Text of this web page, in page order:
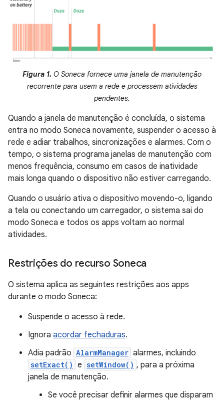
Figura 1. O Soneca fornece uma janela de manutenção
recorrente para usem a rede e processem atividades
pendentes.
Quando a janela de manutenção é concluída, o sistema
entra no modo Soneca novamente, suspender o acesso à
rede e adiar trabalhos, sincronizações e alarmes. Com o
tempo, o sistema programa janelas de manutenção com
menos frequência, consumo em casos de inatividade
mais longa quando o dispositivo não estiver carregando.
Quando o usuário ativa o dispositivo movendo-o, ligando
a tela ou conectando um carregador, o sistema sai do
modo Soneca e todos os apps voltam ao normal
atividades.
Restrições do recurso Soneca
O sistema aplica as seguintes restrições aos apps
durante o modo Soneca:
Suspende o acesso à rede.
Ignora acordar fechaduras.
Adia padrão AlarmManager alarmes, incluindo
setExact() e setWindow() , para a próxima
janela de manutenção.
Se você precisar definir alarmes que disparam